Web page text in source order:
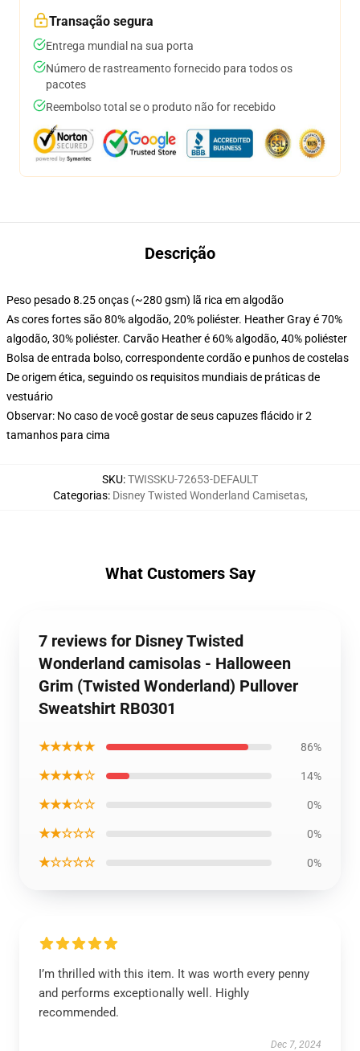
Transação segura
Entrega mundial na sua porta
Número de rastreamento fornecido para todos os
pacotes
Reembolso total se o produto não for recebido
Descrição
Peso pesado 8.25 onças (~280 gsm) lã rica em algodão
As cores fortes são 80% algodão, 20% poliéster. Heather Gray é 70%
algodão, 30% poliéster. Carvão Heather é 60% algodão, 40% poliéster
Bolsa de entrada bolso, correspondente cordão e punhos de costelas
De origem ética, seguindo os requisitos mundiais de práticas de
vestuário
Observar: No caso de você gostar de seus capuzes flácido ir 2
tamanhos para cima
SKU:TWISSKU-72653-DEFAULT
Categorias: Disney Twisted Wonderland Camisetas,
What Customers Say
7 reviews for Disney Twisted
Wonderland camisolas - Halloween
Grim (Twisted Wonderland) Pullover
Sweatshirt RB0301
★★★★★ 86%
★★★★☆ 14%
★★★☆☆ 0%
★★☆☆☆ 0%
★☆☆☆☆ 0%
I’m thrilled with this item. It was worth every penny
and performs exceptionally well. Highly
recommended.
Dec 7, 2024